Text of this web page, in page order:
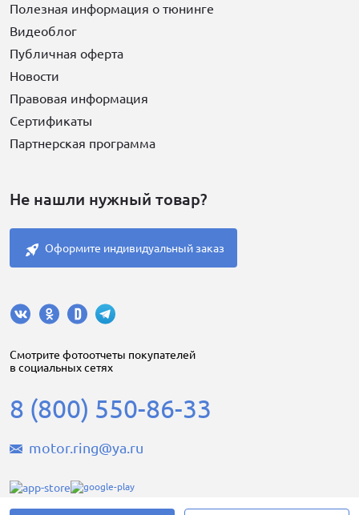
Полезная информация о тюнинге
Видеоблог
Публичная оферта
Новости
Правовая информация
Сертификаты
Партнерская программа
Не нашли нужный товар?
Оформите индивидуальный заказ
Cмотрите фотоотчеты покупателей
в социальных сетях
8 (800) 550-86-33
motor.ring@ya.ru